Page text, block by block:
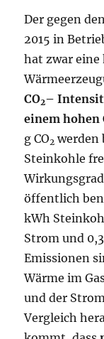
Der gegen
2015 in
hat zwar
CO2–
einem hohen
g CO2 werden
Steinkohle
öffentlich
kWh
Strom und
Emissionen
Wärme im
und der
Vergleich